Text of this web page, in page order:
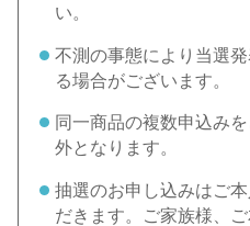
い。
不測の事態により当選
る場合がございます。
同一商品の複数申込み
外となります。
抽選のお申し込みはご
だきます。ご家族様、